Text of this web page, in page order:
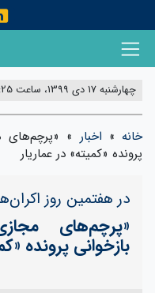
چهارشنبه 17 دی 1399، ساعت 08:25
خانه » اخبار » «پرچم‌های
پرونده «کمیته» در عماریار
در هفتمین روز
«پرچم‌های
بازخوانی پرونده